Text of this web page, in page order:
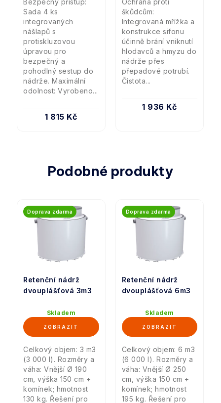
1 815 Kč
Sada 4 ks
integrovaných
nášlapů s
protiskluzovou
úpravou pro
bezpečný a
pohodlný sestup do
nádrže. Maximální
odolnost: Vyrobeno...
1 936 Kč
škůdcům:
Integrovaná mřížka a
konstrukce sifonu
účinně brání vniknutí
hlodavců a hmyzu do
nádrže přes
přepadové potrubí.
Čistota...
Podobné produkty
Retenční nádrž
dvouplášťová 3m3
Doprava zdarma
Skladem
Celkový objem: 3 m3
(3 000 l). Rozměry a
váha: Vnější Ø 190
cm, výška 150 cm +
komínek; hmotnost
130 kg. Řešení pro
Retenční nádrž
dvouplášťová 6m3
Doprava zdarma
Skladem
Celkový objem: 6 m3
(6 000 l). Rozměry a
váha: Vnější Ø 250
cm, výška 150 cm +
komínek; hmotnost
195 kg. Řešení pro